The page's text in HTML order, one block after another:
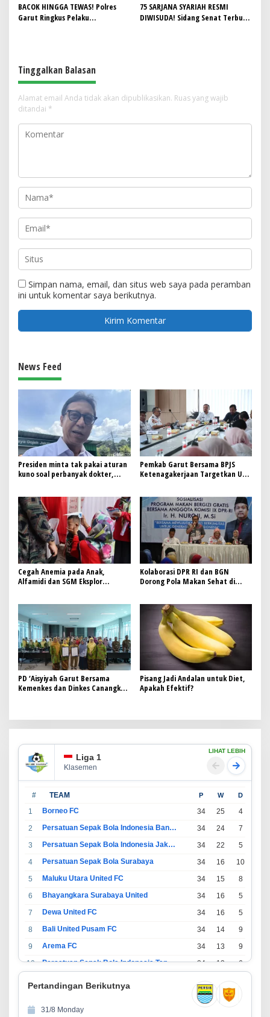
BACOK HINGGA TEWAS! Polres
Garut Ringkus Pelaku
75 SARJANA SYARIAH RESMI
DIWISUDA! Sidang Senat Terbuka
Tinggalkan Balasan
Alamat email Anda tidak akan dipublikasikan. Ruas yang wajib
ditandai *
Simpan nama, email, dan situs web saya pada peramban
ini untuk komentar saya berikutnya.
News Feed
Presiden minta tak pakai aturan
kuno soal perbanyak dokter,
Pemkab Garut Bersama BPJS
Ketenagakerjaan Targetkan UCJ
Cegah Anemia pada Anak,
Alfamidi dan SGM Eksplor
Kolaborasi DPR RI dan BGN
Dorong Pola Makan Sehat di
PD ‘Aisyiyah Garut Bersama
Kemenkes dan Dinkes Canangkan
Pisang Jadi Andalan untuk Diet,
Apakah Efektif?
Liga 1
Klasemen
LIHAT LEBIH
# TEAM P W D
1 Borneo FC 34 25 4
2
Persatuan Sepak Bola Indonesia Bandung 34 24 7
3
Persatuan Sepak Bola Indonesia Jakarta 34 22 5
4
Persatuan Sepak Bola Surabaya 34 16 10
5
Maluku Utara United FC 34 15 8
6
Bhayangkara Surabaya United 34 16 5
7
Dewa United FC 34 16 5
8
Bali United Pusam FC 34 14 9
9
Arema FC 34 13 9
10
Persatuan Sepak Bola Indonesia Tangerang 34 13 6
34 11
13
Pertandingan Berikutnya
31/8 Monday